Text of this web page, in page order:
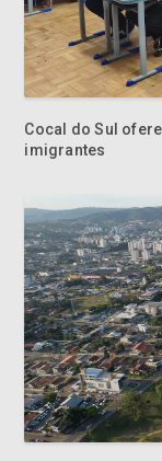
Cocal do Sul
imigrantes
Contribuintes de
quitação de